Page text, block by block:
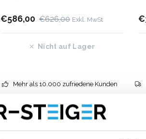
€586,00 €626,00 Exkl. MwSt
Nicht auf Lager
Mehr als 10.000 zufriedene Kunden